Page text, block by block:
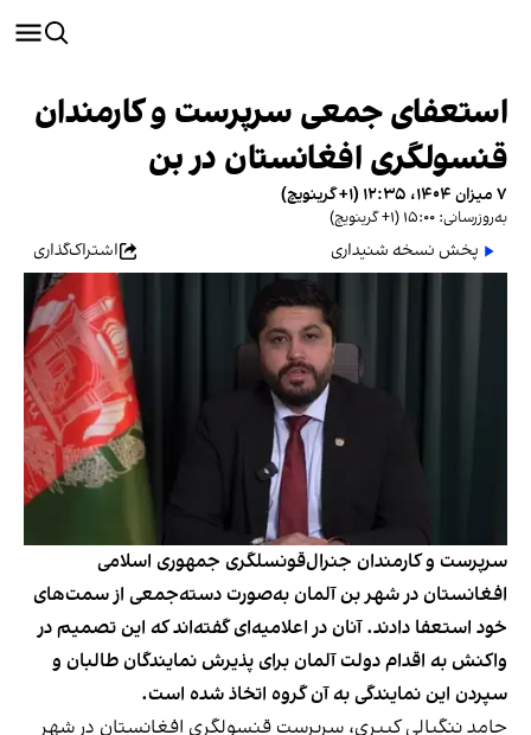
استعفای جمعی سرپرست و کارمندان
قنسولگری افغانستان در بن
۷ میزان ۱۴۰۴، ۱۲:۳۵ (‎+۱ گرینویچ)
به‌روزرسانی: ۱۵:۰۰ (‎+۱ گرینویچ)
پخش نسخه شنیداری اشتراک‌گذاری
سرپرست و کارمندان جنرال‌قونسلگری جمهوری اسلامی
افغانستان در شهر بن آلمان به‌صورت دسته‌جمعی از سمت‌های
خود استعفا دادند. آنان در اعلامیه‌ای گفته‌اند که این تصمیم در
واکنش به اقدام دولت آلمان برای پذیرش نمایندگان طالبان و
سپردن این نمایندگی به آن گروه اتخاذ شده است.
حامد ننگیالی کبیری،‌ سرپرست قنسولگری افغانستان در شهر